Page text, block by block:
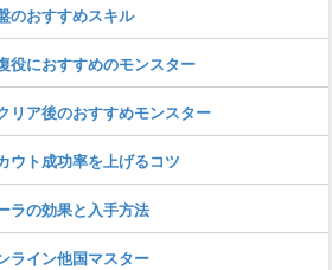
のおすすめスキル
役におすすめのモンスター
リア後のおすすめモンスター
ウト成功率を上げるコツ
ラの効果と入手方法
ライン他国マスター